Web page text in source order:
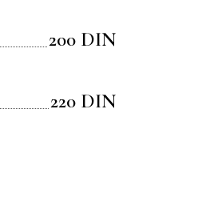
200 DIN
220 DIN